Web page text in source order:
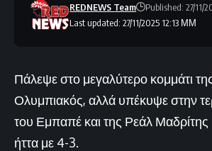
Last updated: 27/11/2025 12:13 ΜΜ
REDNEWS Team Published: 27/11/
Πάλεψε στο μεγαλύτερο κομμάτι
Ολυμπιακός, αλλά υπέκυψε στην
του Εμπαπέ και της Ρεάλ Μαδρίτης
ήττα με 4-3.